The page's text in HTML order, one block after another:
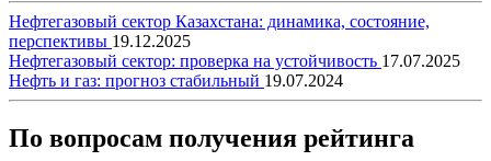
Нефтегазовый сектор Казахстана: динамика, состояние,
перспективы 19.12.2025
Нефтегазовый сектор: проверка на устойчивость 17.07.2025
Нефть и газ: прогноз стабильный 19.07.2024
По вопросам получения рейтинга